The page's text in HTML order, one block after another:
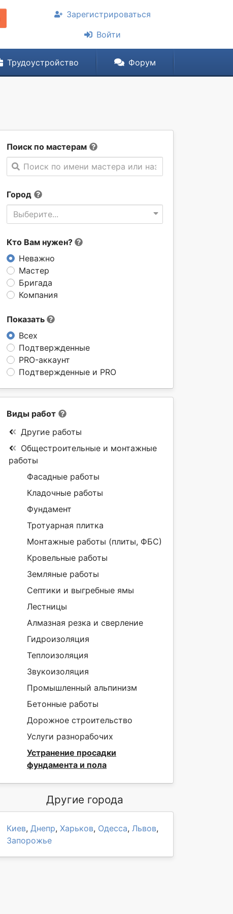
Зарегистрироваться
Войти
Трудоустройство Форум
Поиск по мастерам
Поиск по имени мастера или названии компании
Город
Выберите...
Кто Вам нужен?
Неважно
Мастер
Бригада
Компания
Показать
Всех
Подтвержденные
PRO-аккаунт
Подтвержденные и PRO
Виды работ
Другие работы
Общестроительные и монтажные
работы
Фасадные работы
Кладочные работы
Фундамент
Тротуарная плитка
Монтажные работы (плиты, ФБС)
Кровельные работы
Земляные работы
Септики и выгребные ямы
Лестницы
Алмазная резка и сверление
Гидроизоляция
Теплоизоляция
Звукоизоляция
Промышленный альпинизм
Бетонные работы
Дорожное строительство
Услуги разнорабочих
Устранение просадки
фундамента и пола
Другие города
Киев, Днепр, Харьков, Одесса, Львов,
Запорожье